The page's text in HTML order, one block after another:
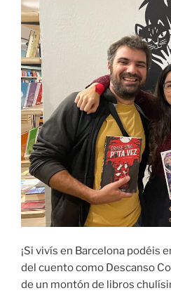
¡Si vivís en Barcelona podéis
del cuento como Descanso
de un montón de libros